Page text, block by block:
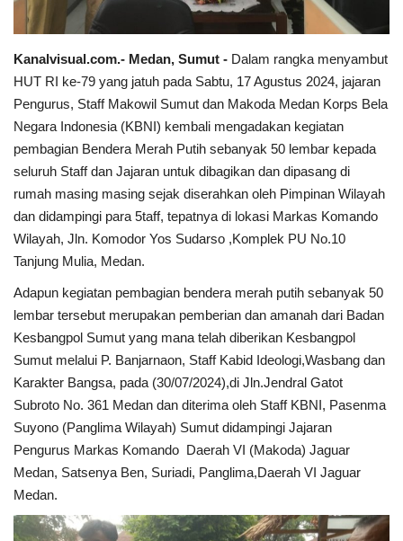
Jawa Barat
Riau
Bisnis
Jambi
Kaltim
Dunia
Artikel
Ekonomi
Olahraga
Hukum
Nasional
Kanalvisual.com.- Medan, Sumut - Dalam rangka menyambut
HUT RI ke-79 yang jatuh pada Sabtu, 17 Agustus 2024, jajaran
Pengurus, Staff Makowil Sumut dan Makoda Medan Korps Bela
Negara Indonesia (KBNI) kembali mengadakan kegiatan
pembagian Bendera Merah Putih sebanyak 50 lembar kepada
seluruh Staff dan Jajaran untuk dibagikan dan dipasang di
rumah masing masing sejak diserahkan oleh Pimpinan Wilayah
dan didampingi para 5taff, tepatnya di lokasi Markas Komando
Wilayah, Jln. Komodor Yos Sudarso ,Komplek PU No.10
Tanjung Mulia, Medan.
Adapun kegiatan pembagian bendera merah putih sebanyak 50
lembar tersebut merupakan pemberian dan amanah dari Badan
Kesbangpol Sumut yang mana telah diberikan Kesbangpol
Sumut melalui P. Banjarnaon, Staff Kabid Ideologi,Wasbang dan
Karakter Bangsa, pada (30/07/2024),di Jln.Jendral Gatot
Subroto No. 361 Medan dan diterima oleh Staff KBNI, Pasenma
Suyono (Panglima Wilayah) Sumut didampingi Jajaran
Pengurus Markas Komando Daerah VI (Makoda) Jaguar
Medan, Satsenya Ben, Suriadi, Panglima,Daerah VI Jaguar
Medan.